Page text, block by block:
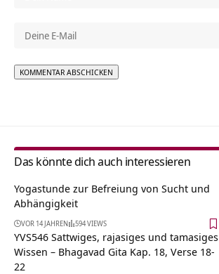
Das könnte dich auch interessieren
Yogastunde zur Befreiung von Sucht und
Abhängigkeit
VOR 14 JAHREN 594 VIEWS
YVS546 Sattwiges, rajasiges und tamasiges
Wissen – Bhagavad Gita Kap. 18, Verse 18-
22